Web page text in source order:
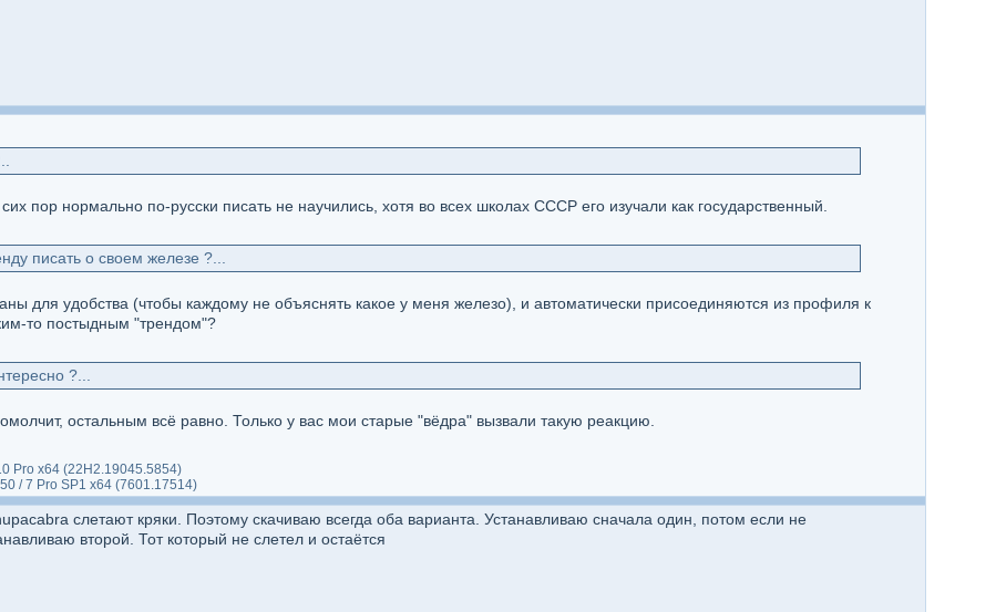
пор нормально по-русски писать не научились, хотя во всех школах СССР его изучали как государственный.
писать о своем железе ?...
для удобства (чтобы каждому не объяснять какое у меня железо), и автоматически присоединяются из профиля к
то постыдным "трендом"?
?...
остальным всё равно. Только у вас мои старые "вёдра" вызвали такую реакцию.
Pro x64 (22H2.19045.5854)
/ 7 Pro SP1 x64 (7601.17514)
слетают кряки. Поэтому скачиваю всегда оба варианта. Устанавливаю сначала один, потом если не
второй. Тот который не слетел и остаётся